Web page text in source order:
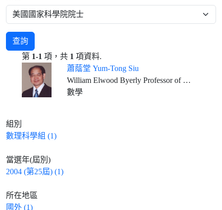
查詢
第 1-1 項，共 1 項資料.
蕭蔭堂 Yum-Tong Siu
William Elwood Byerly Professor of Mathematics, Harvard University
數學
組別
數理科學組 (1)
當選年(屆別)
2004 (第25屆) (1)
所在地區
國外 (1)